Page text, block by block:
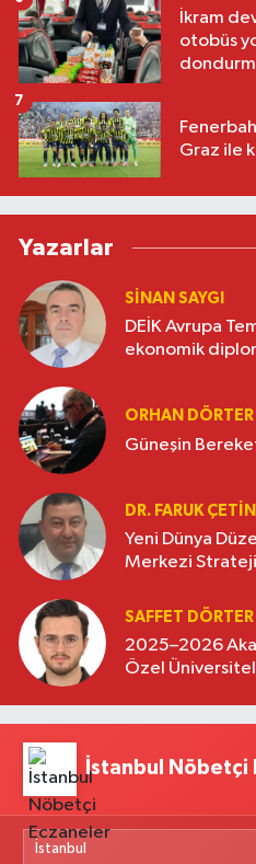
İkram
otobüs
Graz ile
7
Yazarlar
SINAN SAYGI
DEİK Avrupa
ekonomik
ORHAN DÖRTER
Güneşin
DR. FARUK ÇETİN
Yeni Dünya
Merkezi
SAFFET DÖRTER
2025–2026
Özel
İstanbul Nöbetçi